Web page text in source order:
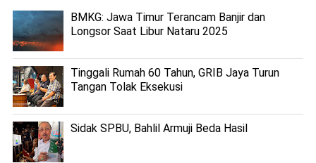
BMKG: Jawa Timur Terancam Banjir dan
Longsor Saat Libur Nataru 2025
Tinggali Rumah 60 Tahun, GRIB Jaya Turun
Tangan Tolak Eksekusi
Sidak SPBU, Bahlil Armuji Beda Hasil